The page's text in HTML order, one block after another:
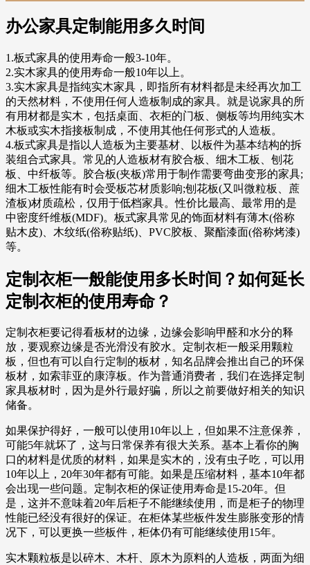
办公家具定制能用多久时间
1.板式家具的使用寿命一般3-10年。
2.实木家具的使用寿命一般10年以上。
3.实木家具是指纯实木家具，即指所有材料都是未经再次加工
的天然材料，不使用任何人造板制成的家具。就是说家具的所
有用材都是实木，包括桌面、衣柜的门板、侧板等均用纯实木
木板或实木指接板制成，不使用其他任何形式的人造板。
4.板式家具是指以人造板为主要基材、以板件为基本结构的拆
装组合式家具。常见的人造板材有胶合板、细木工板、刨花
板、中纤板等。胶合板(夹板)常用于制作需要弯曲变形的家具;
细木工板性能有时会受板芯材质影响;刨花板(又叫微粒板、蔗
渣板)材质疏松，仅用于低档家具。性价比最高、最常用的是
中密度纤维板(MDF)。板式家具常见的饰面材料有薄木(俗称
贴木皮)、木纹纸(俗称贴纸)、PVC胶板、聚酯漆面(俗称烤漆)
等。
定制衣柜一般能使用多长时间？如何延长
定制衣柜的使用寿命？
定制衣柜要记得看板材的边缘，边缘会影响甲醛和水分的释
放，要观察边缘是否光滑没有胶水。定制衣柜一般采用颗粒
板，但也有可以自行定制的板材，知名品牌会推出自己的环保
板材，如索菲亚的康淳板。作为普通消费者，我们在选择定制
家具板材时，因为是外行最好骗，所以之前要做好相关的知识
储备。
如果保护得好，一般可以使用10年以上，但如果不注意保养，
可能5年就坏了，这与日常保养有很大关系。基本上看你的胸
口的材料是优质的材料，如果是实木的，没有虫子吃，可以用
10年以上，20年30年都有可能。如果是压缩材料，基本10年都
会出现一些问题。定制衣柜的保证使用寿命是15-20年。但
是，这并不意味着20年后柜子不能继续使用，而是柜子的物理
性能已经没有很好的保证。在柜体某些板件发生膨胀变形的情
况下，可以更换一些板件，柜体仍有可能继续使用15年。
实木颗粒板是以碎木、木杆、原木为原料的人造板，两面为细